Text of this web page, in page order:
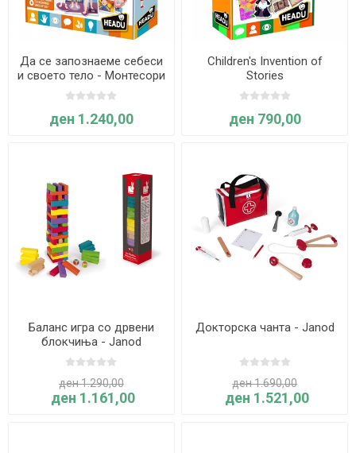
Да се запознаеме себеси
и своето тело - Монтесори
игра - Headu
ден 1.240,00
Children's Invention of
Stories
ден 790,00
Баланс игра со дрвени
блокчиња - Janod
ден 1.290,00
ден 1.161,00
Докторска чанта - Janod
ден 1.690,00
ден 1.521,00